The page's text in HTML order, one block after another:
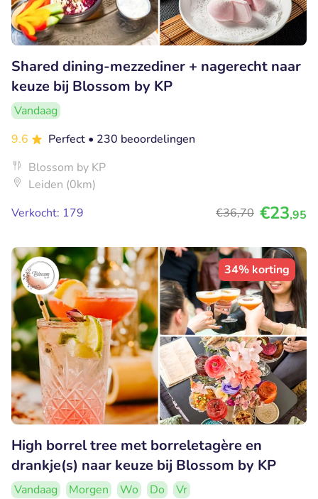
Shared dining-mezzediner + nagerecht naar
keuze bij Blossom by KP
Vandaag
9.6
Perfect • 230 beoordelingen
Blossom by KP
Leiden (0km)
Verkocht: 179
€36,70 €23,95
34% korting
High borrel tree met borreletagère en
drankje(s) naar keuze bij Blossom by KP
Vandaag Morgen Wo Do
Vr